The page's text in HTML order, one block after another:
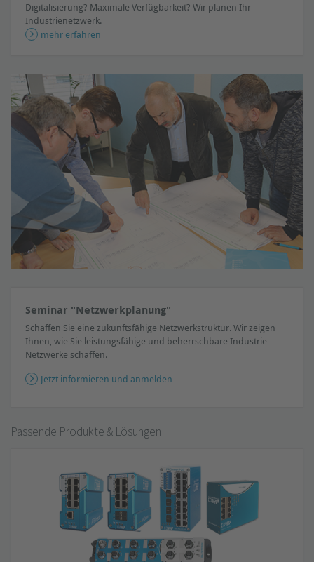
Digitalisierung? Maximale Verfügbarkeit? Wir planen Ihr
Industrienetzwerk.
mehr erfahren
Seminar "Netzwerkplanung"
Schaffen Sie eine zukunftsfähige Netzwerkstruktur. Wir zeigen
Ihnen, wie Sie leistungsfähige und beherrschbare Industrie-
Netzwerke schaffen.
Jetzt informieren und anmelden
Passende Produkte & Lösungen